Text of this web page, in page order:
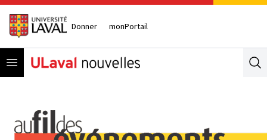
Donner monPortail
Open menu